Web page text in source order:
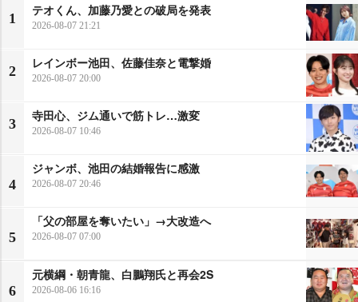
1
テオくん、加藤乃愛との破局を発表
2026-08-07 21:21
2
レインボー池田、佐藤佳奈と電撃婚
2026-08-07 20:00
3
寺田心、ジム通いで筋トレ…激変
2026-08-07 10:46
4
ジャンボ、池田の結婚報告に感激
2026-08-07 20:46
5
「父の部屋を奪いたい」→大改造へ
2026-08-07 07:00
6
元横綱・朝青龍、白鵬翔氏と再会2S
2026-08-06 16:16